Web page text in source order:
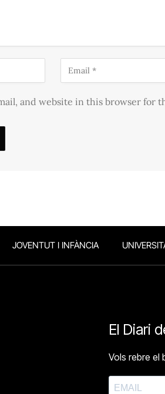
and website in this browser for
JOVENTUT I INFÀNCIA